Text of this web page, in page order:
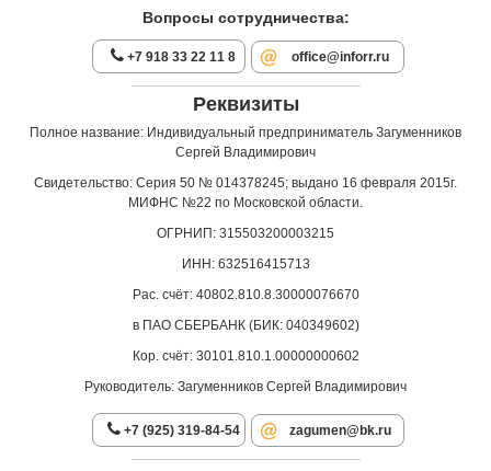
Вопросы сотрудничества:
+7 918 33 22 11 8 office@inforr.ru
Реквизиты
Полное название: Индивидуальный предприниматель Загуменников
Сергей Владимирович
Свидетельство: Серия 50 № 014378245; выдано 16 февраля 2015г.
МИФНС №22 по Московской области.
ОГРНИП: 315503200003215
ИНН: 632516415713
Рас. счёт: 40802.810.8.30000076670
в ПАО СБЕРБАНК (БИК: 040349602)
Кор. счёт: 30101.810.1.00000000602
Руководитель: Загуменников Сергей Владимирович
+7 (925) 319-84-54 zagumen@bk.ru